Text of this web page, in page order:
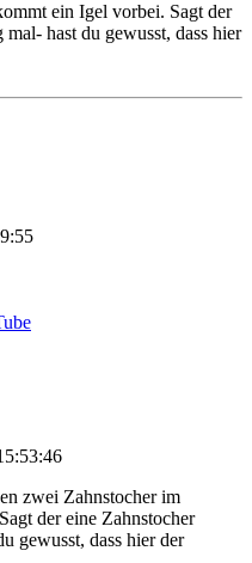
ein Igel vorbei. Sagt der
hast du gewusst, dass hier
zwei Zahnstocher im
der eine Zahnstocher
gewusst, dass hier der